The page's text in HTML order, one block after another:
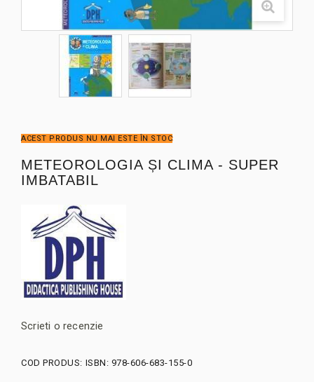
ACEST PRODUS NU MAI ESTE ÎN STOC
METEOROLOGIA ȘI CLIMA - SUPER
IMBATABIL
Scrieti o recenzie
COD PRODUS: ISBN: 978-606-683-155-0